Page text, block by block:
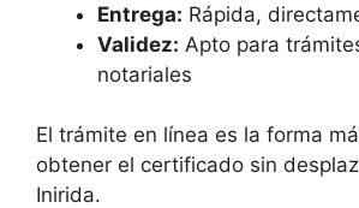
Entrega: Rápida,
Validez: Apto para
notariales
El trámite en línea es la forma
obtener el certificado sin
Inirida.